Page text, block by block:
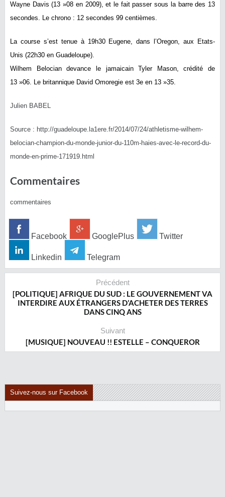
Wayne Davis (13 »08 en 2009), et le fait passer sous la barre des 13
secondes. Le chrono : 12 secondes 99 centièmes.
La course s’est tenue à 19h30 Eugene, dans l’Oregon, aux Etats-
Unis (22h30 en Guadeloupe).
Wilhem Belocian devance le jamaicain Tyler Mason, crédité de
13 »06. Le britannique David Omoregie est 3e en 13 »35.
Julien BABEL
Source : http://guadeloupe.la1ere.fr/2014/07/24/athletisme-wilhem-
belocian-champion-du-monde-junior-du-110m-haies-avec-le-record-du-
monde-en-prime-171919.html
Commentaires
commentaires
Facebook GooglePlus Twitter
Linkedin Telegram
Précédent
[POLITIQUE] AFRIQUE DU SUD : LE GOUVERNEMENT VA
INTERDIRE AUX ÉTRANGERS D’ACHETER DES TERRES
DANS CINQ ANS
Suivant
[MUSIQUE] NOUVEAU !! ESTELLE – CONQUEROR
Suivez-nous sur Facebook